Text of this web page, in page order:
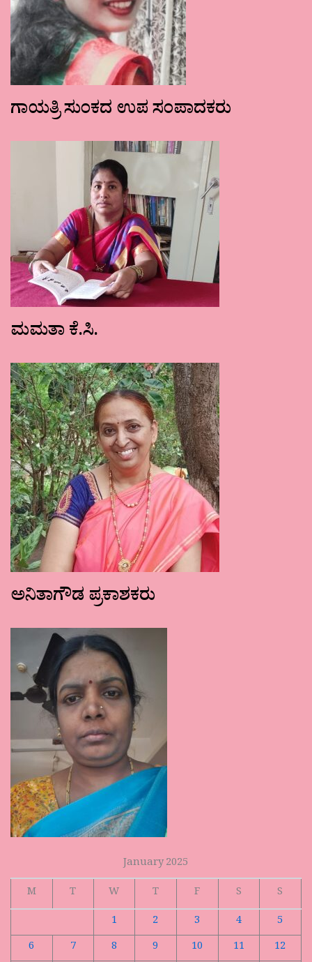
ಗಾಯತ್ರಿ ಸುಂಕದ ಉಪ ಸಂಪಾದಕರು
ಮಮತಾ ಕೆ.ಸಿ.
ಅನಿತಾಗೌಡ ಪ್ರಕಾಶಕರು
January 2025
M
T W T F S
S
1
2 3 4
5
6
7 8 9 10 11
12